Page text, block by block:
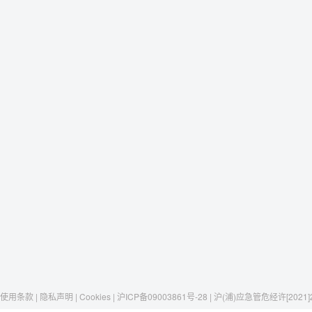
使用条款 | 隐私声明 | Cookies | 沪ICP备09003861号-28 | 沪(浦)应急管危经许